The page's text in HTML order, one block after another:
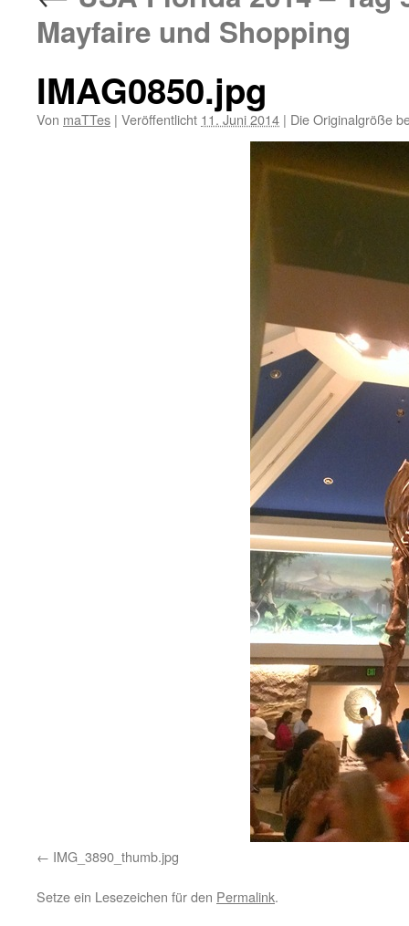
Mayfaire und Shopping
IMAG0850.jpg
Von maTTes | Veröffentlicht 11. Juni 2014 | Die Originalgröße
IMG_3890_thumb.jpg
Setze ein Lesezeichen für den Permalink.